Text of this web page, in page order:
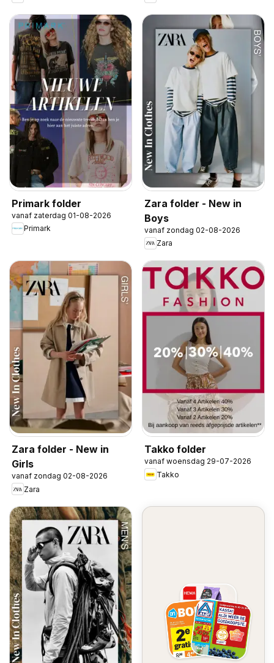
Primark folder
vanaf zaterdag 01-08-2026
Primark
Zara folder - New in
Boys
vanaf zondag 02-08-2026
Zara
Zara folder - New in
Girls
vanaf zondag 02-08-2026
Zara
Takko folder
vanaf woensdag 29-07-2026
Takko